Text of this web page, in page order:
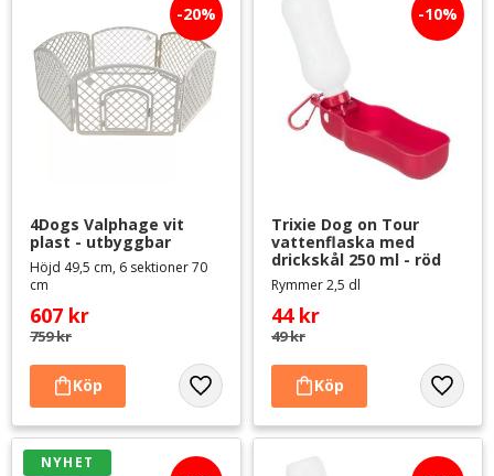
4Dogs Valphage vit
plast - utbyggbar
Höjd 49,5 cm, 6 sektioner 70
cm
607 kr
759kr
20%
Lägg till i favoriter
Trixie Dog on Tour
vattenflaska med
drickskål 250 ml - röd
Rymmer 2,5 dl
44kr
49kr
10%
Lägg
NYHET